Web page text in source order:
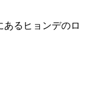
あるヒョンデのロ